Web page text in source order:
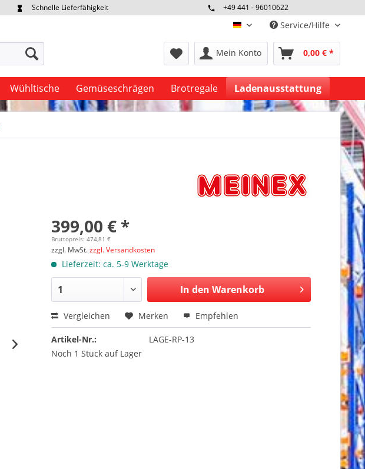
Schnelle Lieferfähigkeit
+49 441 - 96010622
deutsch Service/Hilfe
Mein Konto 0,00 € *
Wühltische Gemüseschrägen Brotregale Ladenausstattung
399,00 € *
Bruttopreis: 474,81 €
zzgl. MwSt.zzgl. Versandkosten
Lieferzeit: ca. 5-9 Werktage
In den Warenkorb
Vergleichen Merken Empfehlen
Artikel-Nr.:
LAGE-RP-13
Noch 1 Stück auf Lager